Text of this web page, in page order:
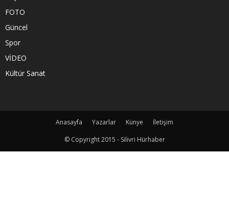
FOTO
Güncel
Spor
VİDEO
Kültür Sanat
Anasayfa Yazarlar Künye
İletişim
© Copyright 2015 - Silivri Hürhaber